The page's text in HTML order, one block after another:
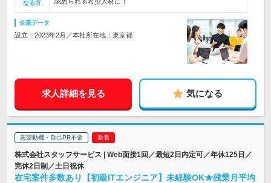
なる方
企業データ
設立：2023年2月／本社所在地：東京都
求人詳細を見る 気になる
志望動機・自己PR不要
株式会社スタッフサービス | Web面接1回／最短2日内定可／年休125日／
完休2日制／土日祝休
在宅案件多数あり【初級ITエンジニア】未経験OK★残業月平均